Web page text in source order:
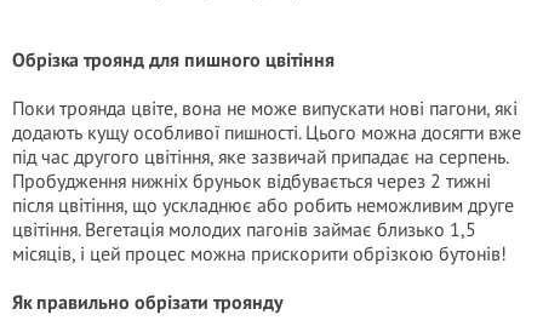
Обрізка троянд для пишного цвітіння
Поки троянда цвіте, вона не може випускати нові пагони, які
додають кущу особливої пишності. Цього можна досягти вже
під час другого цвітіння, яке зазвичай припадає на серпень.
Пробудження нижніх бруньок відбувається через 2 тижні
після цвітіння, що ускладнює або робить неможливим друге
цвітіння. Вегетація молодих пагонів займає близько 1,5
місяців, і цей процес можна прискорити обрізкою бутонів!
Як правильно обрізати троянду